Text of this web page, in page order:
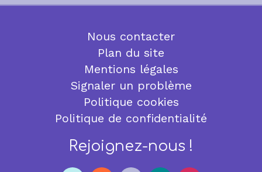
Nous contacter
Plan du site
Mentions légales
Signaler un problème
Politique cookies
Politique de confidentialité
Rejoignez-nous !